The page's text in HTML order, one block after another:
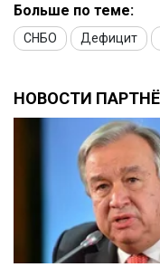
Больше по теме:
СНБО Дефицит